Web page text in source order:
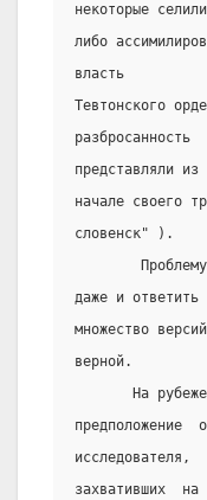
некоторые
либо
власть
Тевтонского
представляли
начале своего
словенск" ).
даже и
множество
верной.
На
предположение
захвативших